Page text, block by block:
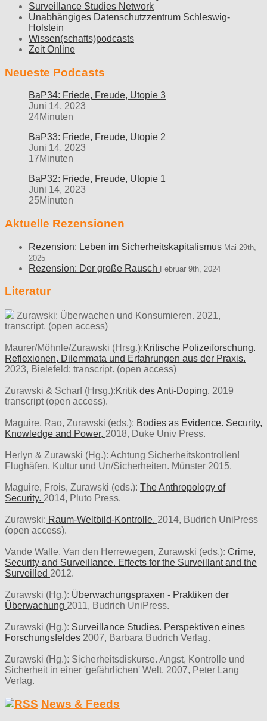
Surveillance Studies Network
Unabhängiges Datenschutzzentrum Schleswig-
Holstein
Wissen(schafts)podcasts
Zeit Online
Neueste Podcasts
BaP34: Friede, Freude, Utopie 3
Juni 14, 2023
24Minuten
BaP33: Friede, Freude, Utopie 2
Juni 14, 2023
17Minuten
BaP32: Friede, Freude, Utopie 1
Juni 14, 2023
25Minuten
Aktuelle Rezensionen
Rezension: Leben im Sicherheitskapitalismus Mai 29th,
2025
Rezension: Der große Rausch Februar 9th, 2024
Literatur
Zurawski: Überwachen und Konsumieren. 2021,
transcript. (open access)
Maurer/Möhnle/Zurawski (Hrsg.):Kritische Polizeiforschung.
Reflexionen, Dilemmata und Erfahrungen aus der Praxis.
2023, Bielefeld: transcript. (open access)
Zurawski & Scharf (Hrsg.):Kritik des Anti-Doping. 2019
transcript (open access).
Maguire, Rao, Zurawski (eds.): Bodies as Evidence. Security,
Knowledge and Power, 2018, Duke Univ Press.
Herlyn & Zurawski (Hg.): Achtung Sicherheitskontrollen!
Flughäfen, Kultur und Un/Sicherheiten. Münster 2015.
Maguire, Frois, Zurawski (eds.): The Anthropology of
Security. 2014, Pluto Press.
Zurawski: Raum-Weltbild-Kontrolle. 2014, Budrich UniPress
(open access).
Vande Walle, Van den Herrewegen, Zurawski (eds.): Crime,
Security and Surveillance. Effects for the Surveillant and the
Surveilled 2012.
Zurawski (Hg.): Überwachungspraxen - Praktiken der
Überwachung 2011, Budrich UniPress.
Zurawski (Hg.): Surveillance Studies. Perspektiven eines
Forschungsfeldes 2007, Barbara Budrich Verlag.
Zurawski (Hg.): Sicherheitsdiskurse. Angst, Kontrolle und
Sicherheit in einer 'gefährlichen' Welt. 2007, Peter Lang
Verlag.
News & Feeds